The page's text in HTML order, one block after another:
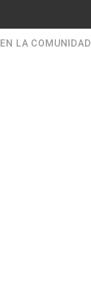
LA COMUNIDAD